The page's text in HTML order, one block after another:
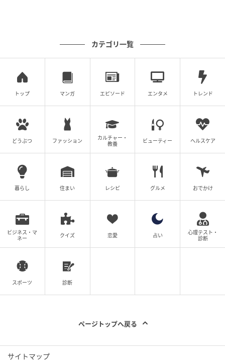
の記事をもっとみる
カテゴリ一覧
トップ マンガ エピソード エンタメ トレンド
どうぶつ ファッション
カルチャー・
教養
ビューティー ヘルスケア
暮らし 住まい レシピ グルメ おでかけ
ビジネス・マ
ネー
クイズ 恋愛 占い
心理テスト・
診断
スポーツ 診断
ページトップへ戻る
サイトマップ